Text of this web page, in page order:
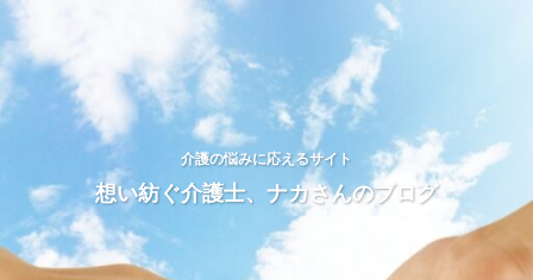
介護の悩みに応えるサイト
想い紡ぐ介護士、ナカさんのブログ